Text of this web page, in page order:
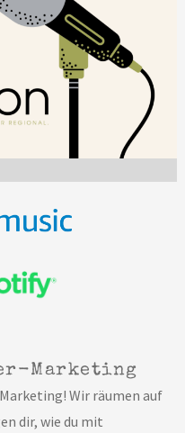
Marketing
Wir räumen auf
dir, wie du mit